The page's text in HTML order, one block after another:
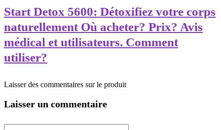
Start Detox 5600: Détoxifiez votre corps
naturellement Où acheter? Prix? Avis
médical et utilisateurs. Comment
utiliser?
Laisser des commentaires sur le produit
Laisser un commentaire